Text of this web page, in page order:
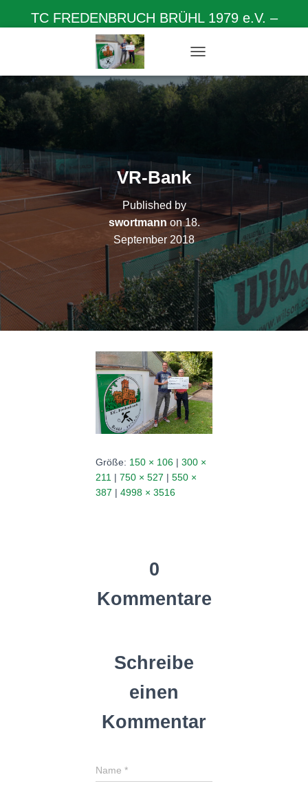
TC FREDENBRUCH BRÜHL 1979 e.V. –
Herzlich willkommen auf unserer Homepage
A
V
I
O
M
S
H
A
L
T
E
N
VR-Bank
Published by
swortmann on18.
September 2018
Größe: 150 × 106 | 300 ×
211 | 750 × 527 | 550 ×
387 | 4998 × 3516
0
Kommentare
Schreibe
einen
Kommentar
Name *